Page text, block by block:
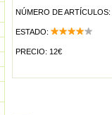
NÚMERO DE ARTÍCULOS:
ESTADO:
PRECIO: 12€